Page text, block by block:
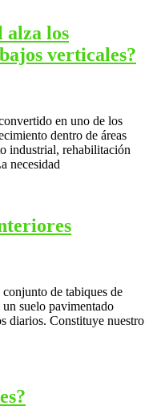
alza los
verticales?
en uno de los
dentro de áreas
industrial, rehabilitación
necesidad
de tabiques de
suelo pavimentado
diarios. Constituye nuestro